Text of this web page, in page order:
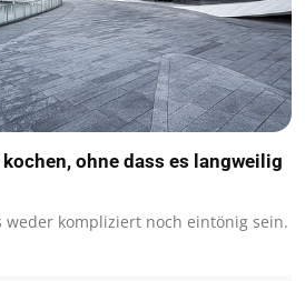
ohne dass es langweilig
weder kompliziert noch eintönig sein.